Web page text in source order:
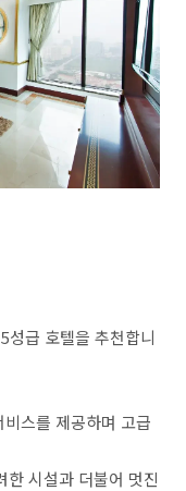
성급 호텔을 추천합니
스를 제공하며 고급
시설과 더불어 멋진